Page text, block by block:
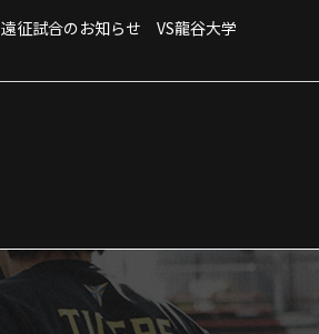
遠征試合のお知らせ VS龍谷大学